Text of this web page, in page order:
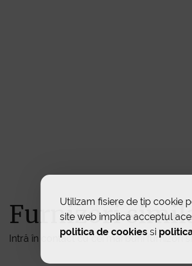
Furnizori
Intră în contact cu cei mai buni furnizori
Utilizam fisiere de tip cookie
site web implica acceptul
politica de cookies si